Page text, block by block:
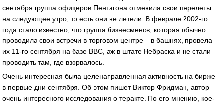
сентября группа офицеров Пентагона отменила свои перелеты
на следующее утро, то есть они не летели. В феврале 2002-го
года стало известно, что группа бизнесменов, которая обычно
проводила свои встречи в торговом центре – в башнях, провела
их 11-го сентября на базе ВВС, аж в штате Небраска и не стали
проводить там, где взорвалось.
Очень интересная была целенаправленная активность на бирже
в первые дни сентября. Об этом пишет Виктор Фридман, автор
очень интересного исследования о теракте. По его мнению, кое-